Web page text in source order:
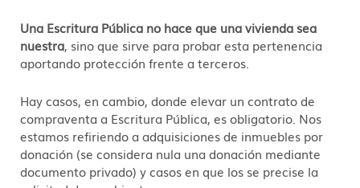
Una Escritura Pública no hace que una vivienda sea
nuestra, sino que sirve para probar esta pertenencia
aportando protección frente a terceros.
Hay casos, en cambio, donde elevar un contrato de
compraventa a Escritura Pública, es obligatorio. Nos
estamos refiriendo a adquisiciones de inmuebles por
donación (se considera nula una donación mediante
documento privado) y casos en que los se precise la